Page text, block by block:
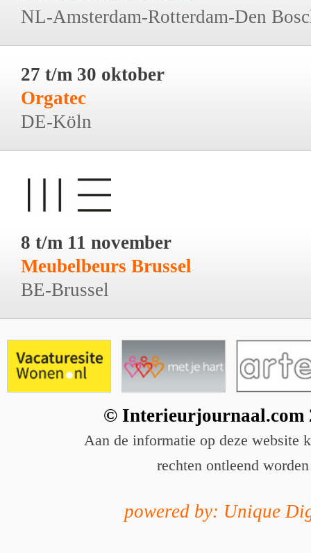
NL-Amsterdam-Rotterdam-Den
27 t/m 30 oktober
Orgatec
DE-Köln
8 t/m 11 november
Meubelbeurs Brussel
BE-Brussel
© Interieurjournaal.com
Aan de informatie op deze website
rechten ontleend worden
powered by: Unique